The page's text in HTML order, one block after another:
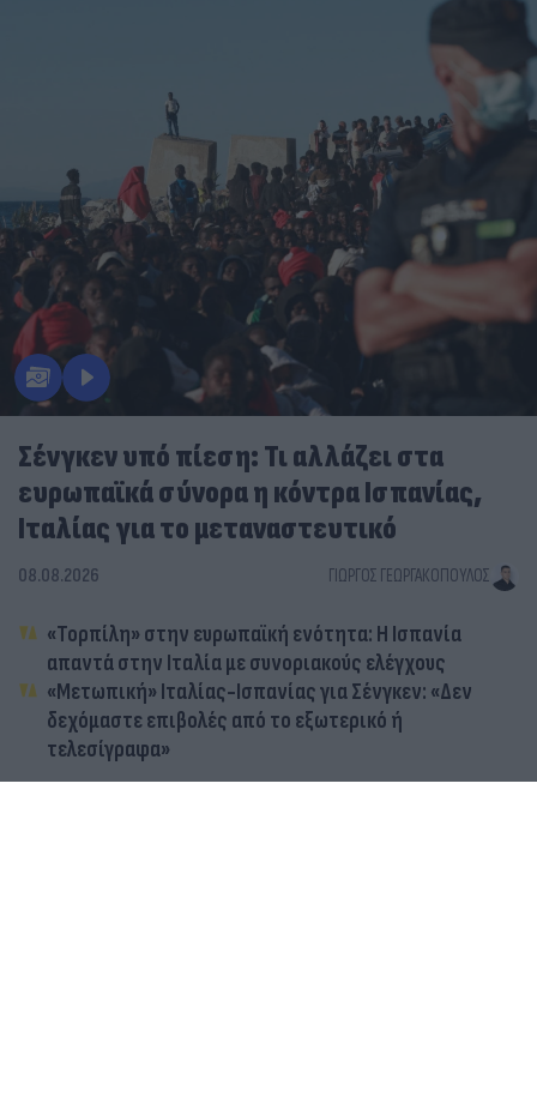
Σένγκεν υπό πίεση: Τι αλλάζει στα
ευρωπαϊκά σύνορα η κόντρα Ισπανίας,
Ιταλίας για το μεταναστευτικό
08.08.2026 ΓΙΏΡΓΟΣ ΓΕΩΡΓΑΚΌΠΟΥΛΟΣ
«Τορπίλη» στην ευρωπαϊκή ενότητα: Η Ισπανία
απαντά στην Ιταλία με συνοριακούς ελέγχους
«Μετωπική» Ιταλίας-Ισπανίας για Σένγκεν: «Δεν
δεχόμαστε επιβολές από το εξωτερικό ή
τελεσίγραφα»